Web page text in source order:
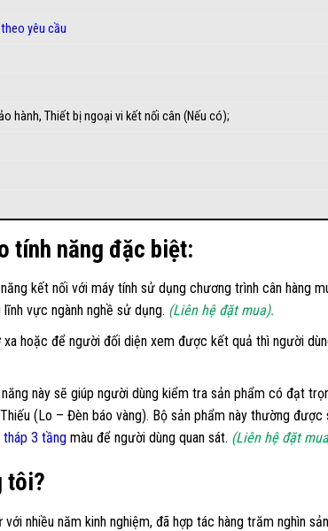
yêu cầu
hành, Thiết bị ngoại vi kết nối cân (Nếu có);
tính năng đặc biệt:
kết nối với máy tính sử dụng chương trình cân hàng
vực ngành nghề sử dụng. (Liên hệ đặt mua).
hoặc để người đối diện xem được kết quả thì người
này sẽ giúp người dùng kiểm tra sản phẩm có đạt
(Lo – Đèn báo vàng). Bộ sản phẩm này thường
tháp 3 tầngmàu để người dùng quan sát. (Liên hệ đặt
tôi?
với nhiều năm kinh nghiệm, đã hợp tác hàng trăm nghìn